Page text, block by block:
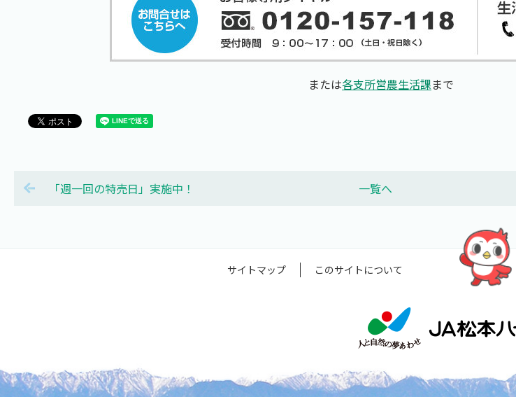
または各支所営農生活課まで
「週一回の特売日」実施中！ 一覧へ
サイトマップ このサイトについて